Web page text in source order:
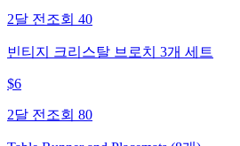
2달 전 조회 40
빈티지 크리스탈 브로치 3개 세트
$6
2달 전 조회 80